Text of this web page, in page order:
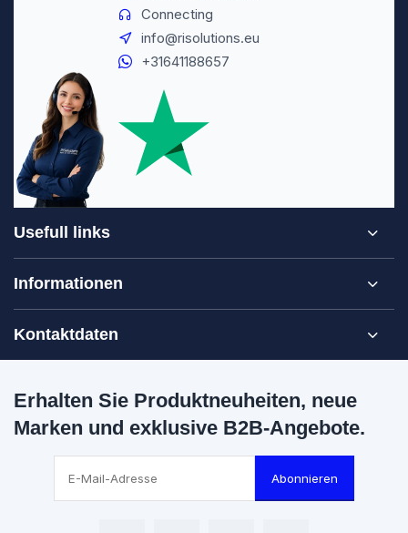
Connecting
info@risolutions.eu
+31641188657
Usefull links
Informationen
Kontaktdaten
Erhalten Sie Produktneuheiten, neue
Marken und exklusive B2B-Angebote.
Abonnieren